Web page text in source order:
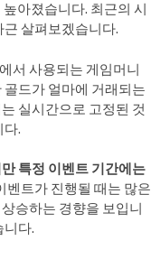
아졌습니다. 최근의 시
살펴보겠습니다.
서 사용되는 게임머니
드가 얼마에 거래되는
실시간으로 고정된 것
다.
특정 이벤트 기간에는
벤트가 진행될 때는 많은
승하는 경향을 보입니
니다.